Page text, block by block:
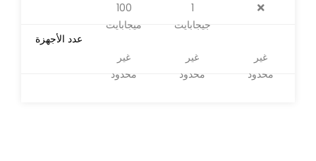
عدد الأجهزة
غير
محدود
1
جيجابايت
غير
محدود
100
ميجابايت
غير
محدود